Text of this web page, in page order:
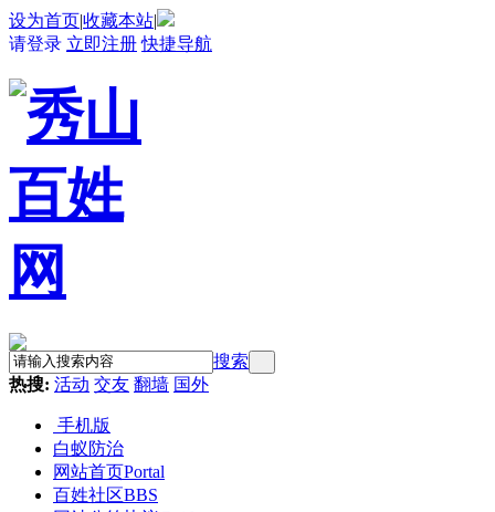
设为首页|收藏本站|
请登录 立即注册 快捷导航
搜索
热搜: 活动 交友 翻墙 国外
手机版
白蚁防治
网站首页Portal
百姓社区BBS